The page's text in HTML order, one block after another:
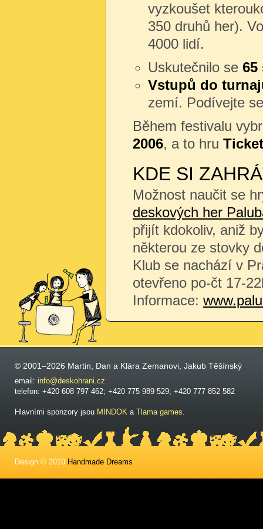
vyzkoušet
350 druhů her).
4000 lidí.
Uskutečnilo se 65
Vstupů do
zemí. Podívejte
Během festivalu
2006, a to hru
KDE SI
Možnost naučit se
deskových her
přijít kdokoliv, aniž
některou ze stovky
Klub se nachází v
otevřeno po-čt 17-
Informace:
© 2001–2026 Martin, Dan a Klára Zemanovi, Jakub Těšínský
email: info@deskohrani.cz
telefon: +420 608 797 462; +420 775 989 529; +420 777 852 582
Hlavními sponzory jsou MINDOK a Tlama games.
Design © 2010 Handmade Dreams